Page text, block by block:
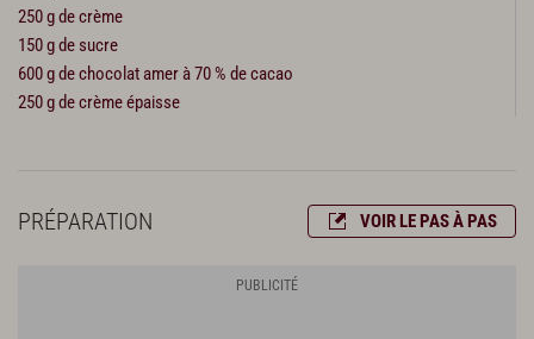
250 g de crème
150 g de sucre
600 g de chocolat amer à 70 % de cacao
250 g de crème épaisse
PRÉPARATION VOIR LE PAS À PAS